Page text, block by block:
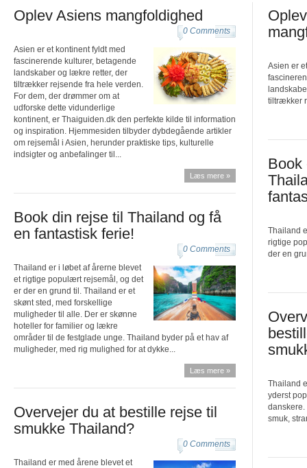
Oplev Asiens mangfoldighed
0 Comments
Asien er et kontinent fyldt med
fascinerende kulturer, betagende
landskaber og lækre retter, der
tiltrækker rejsende fra hele verden.
For dem, der drømmer om at
udforske dette vidunderlige
kontinent, er Thaiguiden.dk den perfekte kilde til information
og inspiration. Hjemmesiden tilbyder dybdegående artikler
om rejsemål i Asien, herunder praktiske tips, kulturelle
indsigter og anbefalinger til...
Læs mere »
Book din rejse til Thailand og få
en fantastisk ferie!
0 Comments
Thailand er i løbet af årerne blevet
et rigtige populært rejsemål, og det
er der en grund til. Thailand er et
skønt sted, med forskellige
muligheder til alle. Der er skønne
hoteller for familier og lækre
områder til de festglade unge. Thailand byder på et hav af
muligheder, med rig mulighed for at dykke...
Læs mere »
Overvejer du at bestille rejse til
smukke Thailand?
0 Comments
Thailand er med årene blevet et
Asien er
tiltrækker
Book
Thailand
rigtige
der en
Thailand
yderst
danskere.
smuk,